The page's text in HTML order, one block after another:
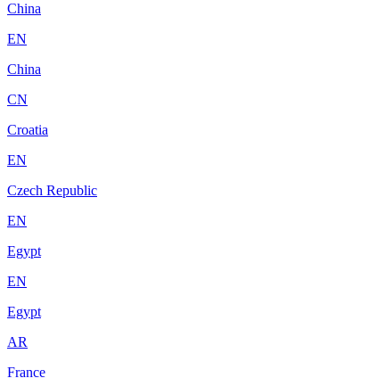
China
EN
China
CN
Croatia
EN
Czech Republic
EN
Egypt
EN
Egypt
AR
France